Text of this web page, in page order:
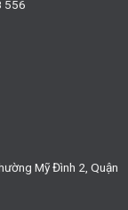
556
Mỹ Đình 2, Quận